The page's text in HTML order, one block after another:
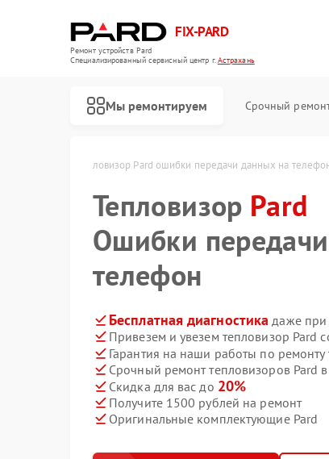
FIX-PARD
Ремонт устройств Pard
Специализированный cервисный центр г.Астрахань
Мы ремонтируем Срочный
Тепловизор Pard ошибки передачи данных на
Тепловизор Pard
Ошибки
телефон
Бесплатная диагностика даже при
Привезем и увезем тепловизор Pard
Гарантия на наши работы по
Срочный ремонт тепловизоров Pard в
Скидка для вас до 20%
Получите 1500 рублей на ремонт
Оригинальные комплектующие Pard